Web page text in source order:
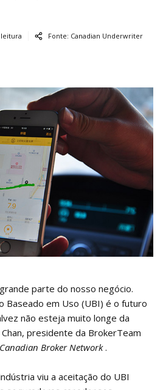
Fonte: Canadian Underwriter
parte do nosso negócio.
Baseado em Uso (UBI) é o futuro
não esteja muito longe da
presidente da BrokerTeam
Canadian Broker Network.
viu a aceitação do UBI